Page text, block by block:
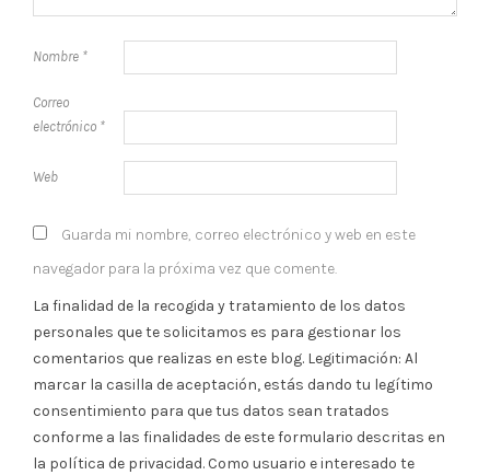
Nombre *
Correo
electrónico *
Web
Guarda mi nombre, correo electrónico y web en este
navegador para la próxima vez que comente.
La finalidad de la recogida y tratamiento de los datos
personales que te solicitamos es para gestionar los
comentarios que realizas en este blog. Legitimación: Al
marcar la casilla de aceptación, estás dando tu legítimo
consentimiento para que tus datos sean tratados
conforme a las finalidades de este formulario descritas en
la política de privacidad. Como usuario e interesado te